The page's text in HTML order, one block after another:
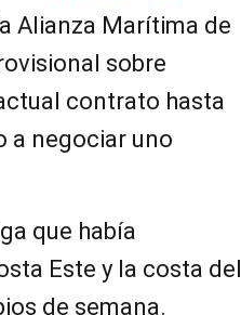
Alianza Marítima de
sobre
contrato hasta
a negociar uno
que había
Este y la costa del
de semana.